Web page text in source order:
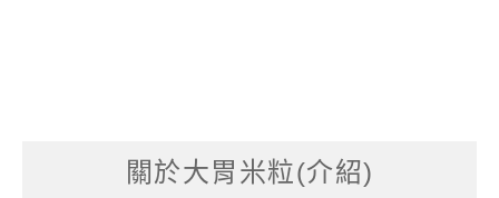
關於大胃米粒(介紹)